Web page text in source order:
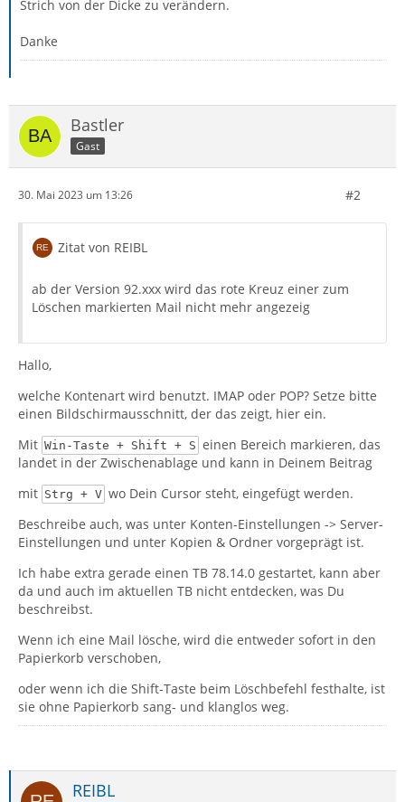
Strich von der Dicke zu verändern.
Danke
Bastler
Gast
30. Mai 2023 um 13:26 #2
Zitat von REIBL
ab der Version 92.xxx wird das rote Kreuz einer zum
Löschen markierten Mail nicht mehr angezeig
Hallo,
welche Kontenart wird benutzt. IMAP oder POP? Setze bitte
einen Bildschirmausschnitt, der das zeigt, hier ein.
Mit Win-Taste + Shift + S einen Bereich markieren, das
landet in der Zwischenablage und kann in Deinem Beitrag
mit Strg + V wo Dein Cursor steht, eingefügt werden.
Beschreibe auch, was unter Konten-Einstellungen -> Server-
Einstellungen und unter Kopien & Ordner vorgeprägt ist.
Ich habe extra gerade einen TB 78.14.0 gestartet, kann aber
da und auch im aktuellen TB nicht entdecken, was Du
beschreibst.
Wenn ich eine Mail lösche, wird die entweder sofort in den
Papierkorb verschoben,
oder wenn ich die Shift-Taste beim Löschbefehl festhalte, ist
sie ohne Papierkorb sang- und klanglos weg.
REIBL